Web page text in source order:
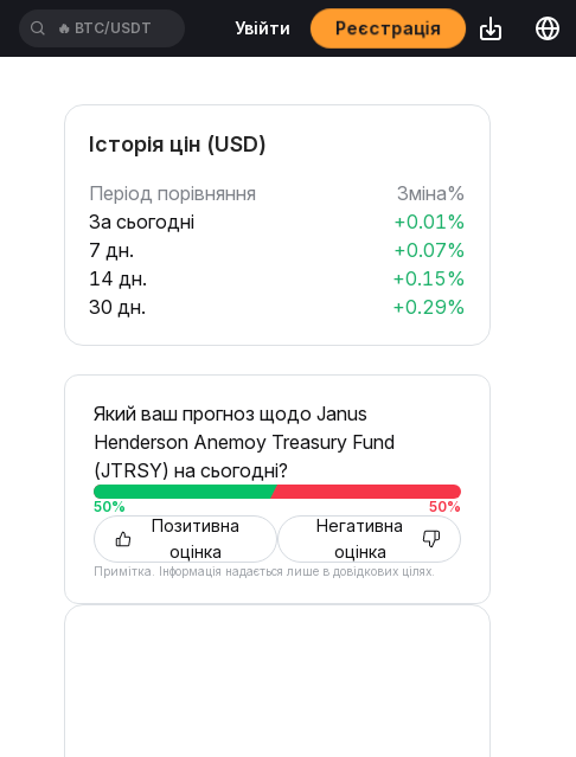
🔥 ETH/USDT Увійти Реєстрація
Історія цін (USD)
Період порівняння
Зміна%
За сьогодні
+0.01%
7 дн.
+0.07%
14 дн.
+0.15%
30 дн.
+0.29%
Який ваш прогноз щодо Janus
Henderson Anemoy Treasury Fund
(JTRSY) на сьогодні?
50% 50%
Позитивна
оцінка
Негативна
оцінка
Примітка. Інформація надається лише в довідкових цілях.